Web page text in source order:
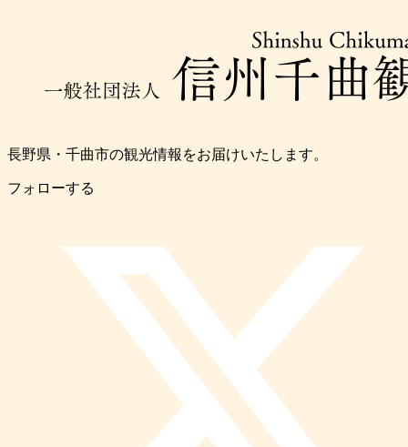
長野県・千曲市の観光情報をお届けいたします。
フォローする